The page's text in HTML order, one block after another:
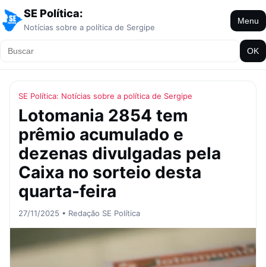
SE Política:
Notícias sobre a política de Sergipe
Menu
OK
SE Política: Notícias sobre a política de Sergipe
Lotomania 2854 tem
prêmio acumulado e
dezenas divulgadas pela
Caixa no sorteio desta
quarta-feira
27/11/2025 • Redação SE Política